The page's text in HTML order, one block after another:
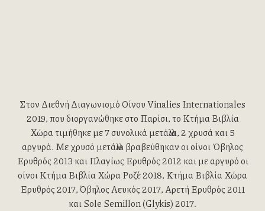
Στον Διεθνή Διαγωνισμό Οίνου Vinalies Internationales
2019, που διοργανώθηκε στο Παρίσι, το Κτήμα Βιβλία
Χώρα τιμήθηκε με 7 συνολικά μετάλλια, 2 χρυσά και 5
αργυρά. Με χρυσό μετάλλιο βραβεύθηκαν οι οίνοι Όβηλος
Ερυθρός 2013 και Πλαγίως Ερυθρός 2012 και με αργυρό οι
οίνοι Κτήμα Βιβλία Χώρα Ροζέ 2018, Κτήμα Βιβλία Χώρα
Ερυθρός 2017, ΄Οβηλος Λευκός 2017, Αρετή Ερυθρός 2011
και Sole Semillon (Glykis) 2017.